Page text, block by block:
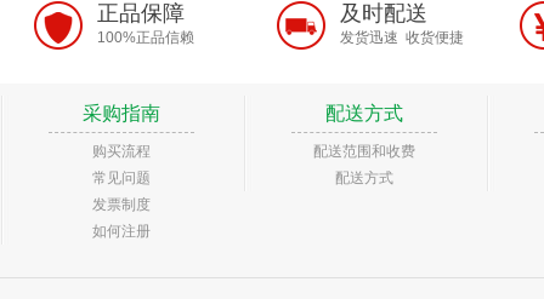
正品保障
100%正品信赖
及时配送
发货迅速 收货便捷
采购指南
购买流程
常见问题
发票制度
如何注册
配送方式
配送范围和收费
配送方式